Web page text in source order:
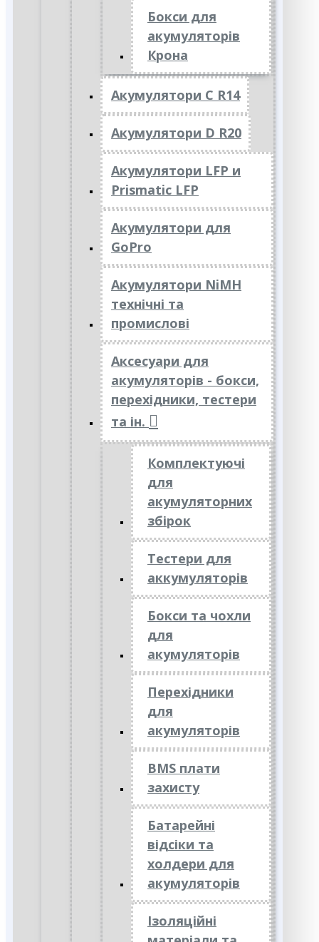
Бокси для
акумуляторів
Крона
Акумулятори C R14
Акумулятори D R20
Акумулятори LFP и
Prismatic LFP
Акумулятори для
GoPro
Акумулятори NiMH
технічні та
промислові
Аксесуари для
акумуляторів - бокси,
перехідники, тестери
та ін.
Комплектуючі
для
акумуляторних
збірок
Тестери для
аккумуляторів
Бокси та чохли
для
акумуляторів
Перехідники
для
акумуляторів
BMS плати
захисту
Батарейні
відсіки та
холдери для
акумуляторів
Ізоляційні